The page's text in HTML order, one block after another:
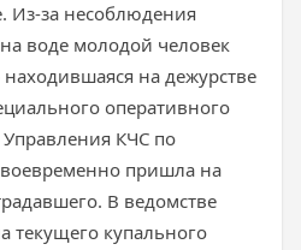
Из-за несоблюдения
воде молодой человек
на дежурстве
оперативного
Управления КЧС по
пришла на
В ведомстве
текущего купального